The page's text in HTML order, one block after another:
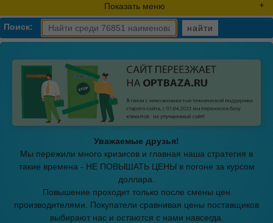
Показать меню
Поиск: найти
Уважаемые друзья!
Мы пережили много кризисов и главная наша стратегия в
такие времена - НЕ ПОВЫШАТЬ ЦЕНЫ в погоне за курсом
доллара.
Повышение проходит только после смены цен
производителями. Покупатели сравнивая цены поставщиков
выбирают нас и остаются с нами навсегда.